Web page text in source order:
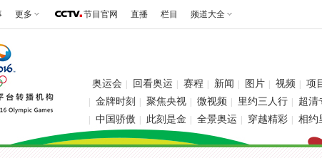
更多 节目官网 直播 栏目 频道大全
奥运会 回看奥运 赛程 新闻 图片 视频 项
金牌时刻 聚焦央视 微视频 里约三人行 超清
中国骄傲 此刻是金 全景奥运 穿越精彩 相约